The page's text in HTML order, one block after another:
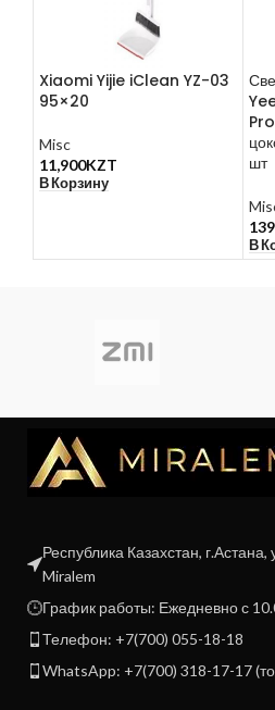
Xiaomi Yijie iClean YZ-03
95×20
Misc
11,900KZT
В Корзину
шт
В
Республика Казахстан,
Miralem
График работы: Ежедневно с
Телефон: +7(700) 055-18-18
WhatsApp: +7(700) 318-17-17